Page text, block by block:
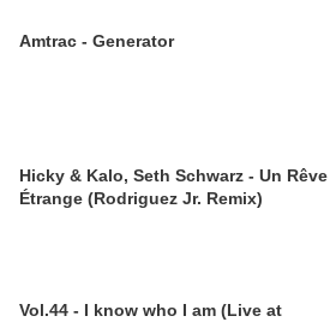
Amtrac - Generator
Hicky & Kalo, Seth Schwarz - Un Rêve
Étrange (Rodriguez Jr. Remix)
Vol.44 - I know who I am (Live at